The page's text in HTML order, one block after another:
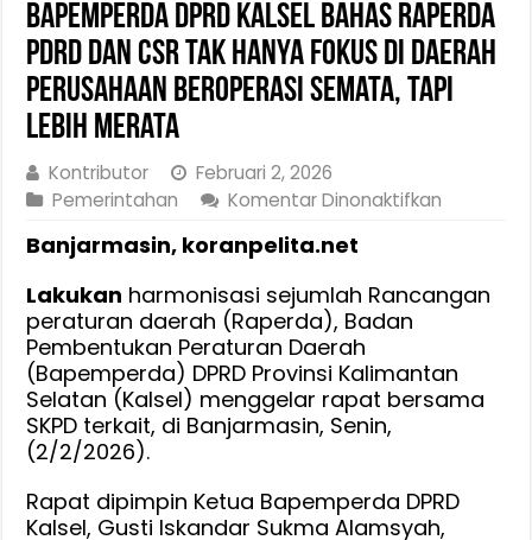
Bapemperda DPRD Kalsel Bahas Raperda
PDRD dan CSR Tak Hanya Fokus di Daerah
Perusahaan Beroperasi Semata, Tapi
Lebih Merata
Kontributor
Februari 2, 2026
Pemerintahan
Komentar Dinonaktifkan
Bahas
dan
Fokus
Banjarmasin, koranpelita.net
Lakukan harmonisasi sejumlah Rancangan
peraturan daerah (Raperda), Badan
Pembentukan Peraturan Daerah
(Bapemperda) DPRD Provinsi Kalimantan
Selatan (Kalsel) menggelar rapat bersama
SKPD terkait, di Banjarmasin, Senin,
(2/2/2026).
Rapat dipimpin Ketua Bapemperda DPRD
Kalsel, Gusti Iskandar Sukma Alamsyah,